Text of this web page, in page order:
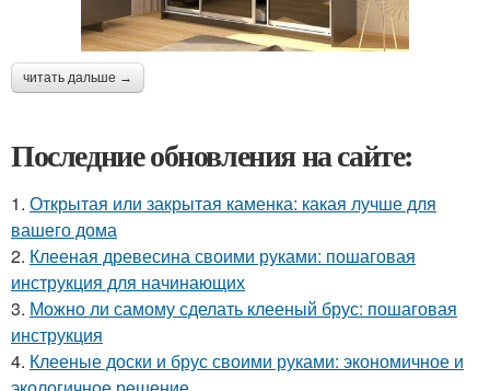
читать дальше →
Последние обновления на сайте:
1. Открытая или закрытая каменка: какая лучше для
вашего дома
2. Клееная древесина своими руками: пошаговая
инструкция для начинающих
3. Можно ли самому сделать клееный брус: пошаговая
инструкция
4. Клееные доски и брус своими руками: экономичное и